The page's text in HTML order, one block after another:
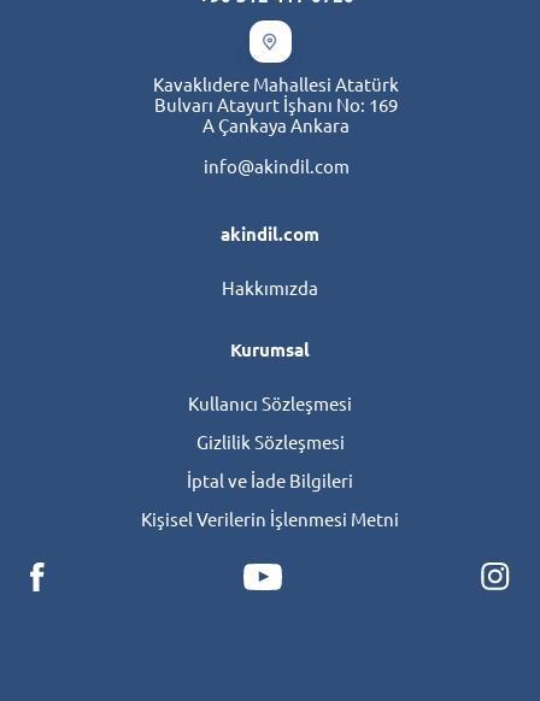
Kavaklıdere Mahallesi Atatürk
Bulvarı Atayurt İşhanı No: 169
A Çankaya Ankara
info@akindil.com
akindil.com
Hakkımızda
Kurumsal
Kullanıcı Sözleşmesi
Gizlilik Sözleşmesi
İptal ve İade Bilgileri
Kişisel Verilerin İşlenmesi Metni